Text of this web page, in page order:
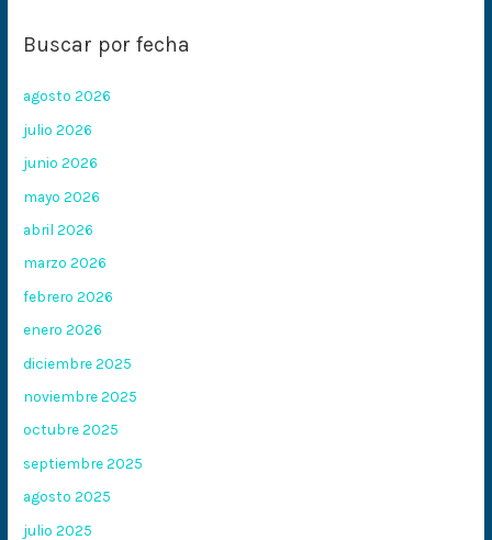
Buscar por fecha
agosto 2026
julio 2026
junio 2026
mayo 2026
abril 2026
marzo 2026
febrero 2026
enero 2026
diciembre 2025
noviembre 2025
octubre 2025
septiembre 2025
agosto 2025
julio 2025